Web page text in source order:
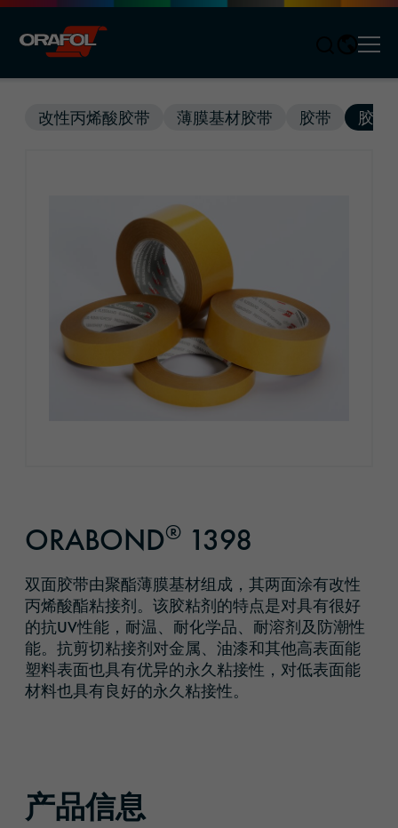
改性丙烯酸胶带 薄膜基材胶带 胶带 胶带
ORABOND® 1398
双面胶带由聚酯薄膜基材组成，其两面涂有改性
丙烯酸酯粘接剂。该胶粘剂的特点是对具有很好
的抗UV性能，耐温、耐化学品、耐溶剂及防潮性
能。抗剪切粘接剂对金属、油漆和其他高表面能
塑料表面也具有优异的永久粘接性，对低表面能
材料也具有良好的永久粘接性。
产品信息